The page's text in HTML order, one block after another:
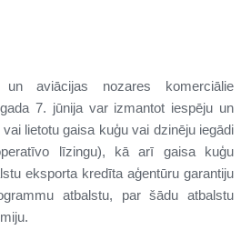
un aviācijas nozares komerciālie
7. jūnija var izmantot iespēju un
lietotu gaisa kuģu vai dzinēju iegādi
līzingu), kā arī gaisa kuģu
eksporta kredīta aģentūru garantiju
atbalstu, par šādu atbalstu